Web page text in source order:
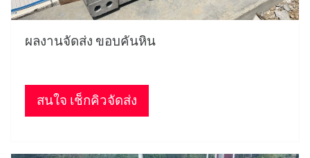
ผลงานจัดส่ง ขอบคันหิน
สนใจ เช็กคิวจัดส่ง